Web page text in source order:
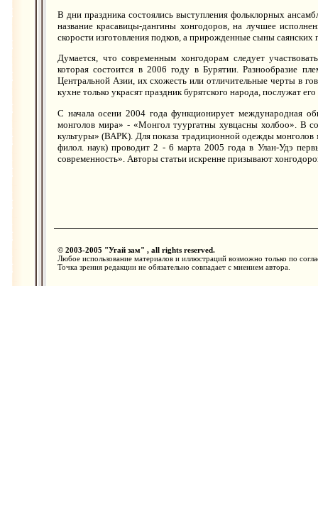
В дни праздника состоялись выступления фольклорных
название красавицы-дангины хонгодоров, на лучшее
скорости изготовления подков, а прирожденные сыны саянских
Думается, что современным хонгодорам следует
которая состоится в 2006 году в Бурятии. Разнообразие
Центральной Азии, их схожесть или отличительные черты в
кухне только украсят праздник бурятского народа, послужат
С начала осени 2004 года функционирует международная
монголов мира» - «Монгол туургатны хувцасны холбоо». В
культуры» (ВАРК). Для показа традиционной одежды
филол. наук) проводит 2 - 6 марта 2005 года в Улан-Удэ
современность». Авторы статьи искренне призывают
© 2003-2005 "Угай зам" , all rights reserved.
Любое использование материалов и иллюстраций возможно только по
Точка зрения редакции не обязательно совпадает с мнением автора.